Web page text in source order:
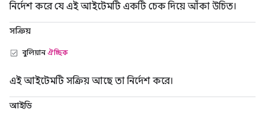
নির্দেশ করে যে এই আইটেমটি একটি চেক দিয়ে আঁকা উচিত।
সক্রিয়
বুলিয়ানঐচ্ছিক
এই আইটেমটি সক্রিয় আছে তা নির্দেশ করে।
আইডি